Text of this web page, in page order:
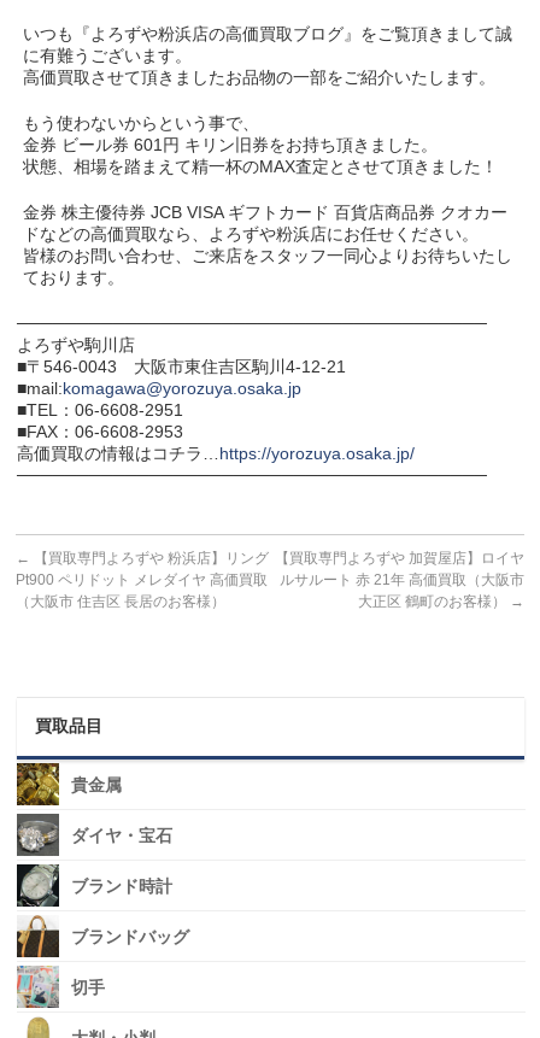
いつも『よろずや粉浜店の高価買取ブログ』をご覧頂きまして誠
に有難うございます。
高価買取させて頂きましたお品物の一部をご紹介いたします。
もう使わないからという事で、
金券 ビール券 601円 キリン旧券をお持ち頂きました。
状態、相場を踏まえて精一杯のMAX査定とさせて頂きました！
金券 株主優待券 JCB VISA ギフトカード 百貨店商品券 クオカー
ドなどの高価買取なら、よろずや粉浜店にお任せください。
皆様のお問い合わせ、ご来店をスタッフ一同心よりお待ちいたし
ております。
───────────────────────────────────────
よろずや駒川店
■〒546-0043 大阪市東住吉区駒川4-12-21
■mail:komagawa@yorozuya.osaka.jp
■TEL：06-6608-2951
■FAX：06-6608-2953
高価買取の情報はコチラ…https://yorozuya.osaka.jp/
───────────────────────────────────────
←
【買取専門よろずや 粉浜店】リング
Pt900 ペリドット メレダイヤ 高価買取
（大阪市 住吉区 長居のお客様）
【買取専門よろずや 加賀屋店】ロイヤ
ルサルート 赤 21年 高価買取（大阪市
大正区 鶴町のお客様）
→
買取品目
貴金属
ダイヤ・宝石
ブランド時計
ブランドバッグ
切手